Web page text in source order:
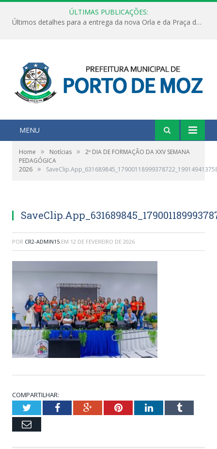
ÚLTIMAS PUBLICAÇÕES:
Últimos detalhes para a entrega da nova Orla e da Praça do Praião
MENU
Home » Notícias »
2º DIA DE FORMAÇÃO DA XXV SEMANA
PEDAGÓGICA
2026 »
POR CR2-ADMIN15 EM 12 DE FEVEREIRO DE 2026
COMPARTILHAR:
TwitterFacebookGoogle+PinterestLinkedInTumblr
Email